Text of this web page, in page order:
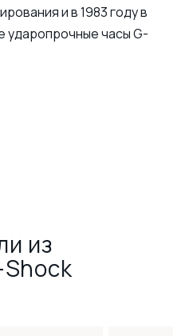
и в 1983 году в
ударопрочные часы G-
из